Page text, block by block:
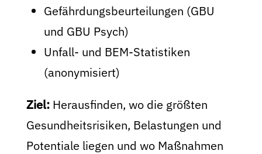
Gefährdungsbeurteilungen (GBU
und GBU Psych)
Unfall- und BEM-Statistiken
(anonymisiert)
Ziel: Herausfinden, wo die größten
Gesundheitsrisiken, Belastungen und
Potentiale liegen und wo Maßnahmen